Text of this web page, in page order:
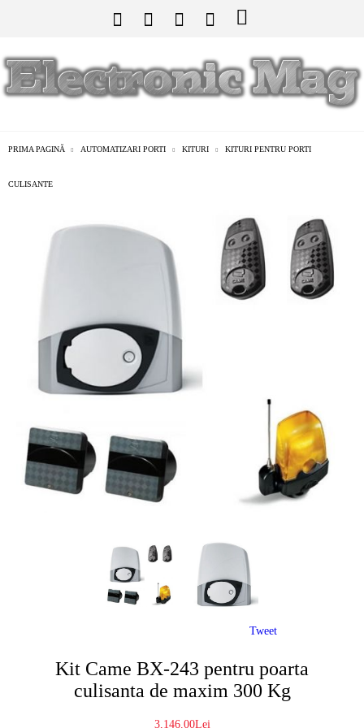
PRIMA PAGINĂ AUTOMATIZARI PORTI KITURI KITURI PENTRU PORTI
CULISANTE
Kit Came BX-243 pentru poarta
culisanta de maxim 300 Kg
3,146.00Lei
Tweet